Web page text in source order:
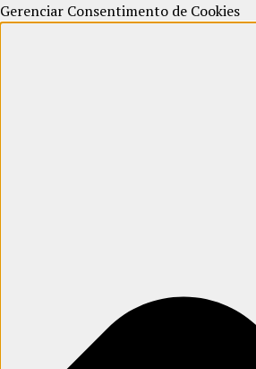
Gerenciar Consentimento de Cookies